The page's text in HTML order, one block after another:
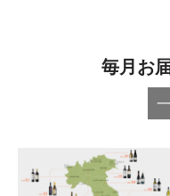
毎月お